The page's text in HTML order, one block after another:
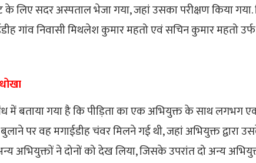
लिए सदर अस्पताल भेजा गया, जहां उसका परीक्षण किया गया.
गांव निवासी मिथलेश कुमार महतो एवं सचिन कुमार महतो
में बताया गया है कि पीड़िता का एक अभियुक्त के साथ लगभग एक
पर वह मगाईडीह चंवर मिलने गई थी, जहां अभियुक्त द्वारा
अभियुक्तों ने दोनों को देख लिया, जिसके उपरांत दो अन्य